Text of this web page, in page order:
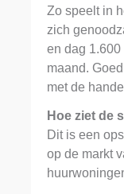
Zo speelt in
zich
en dag
maand.
met de
Hoe ziet de
Dit is een
op de markt